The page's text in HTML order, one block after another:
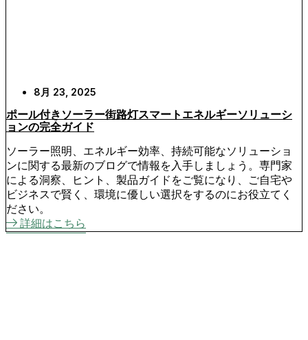
8月 23, 2025
ポール付きソーラー街路灯スマートエネルギーソリューシ
ョンの完全ガイド
ソーラー照明、エネルギー効率、持続可能なソリューショ
ンに関する最新のブログで情報を入手しましょう。専門家
による洞察、ヒント、製品ガイドをご覧になり、ご自宅や
ビジネスで賢く、環境に優しい選択をするのにお役立てく
ださい。
詳細はこちら